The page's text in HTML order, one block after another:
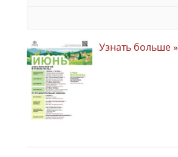
Узнать больше »